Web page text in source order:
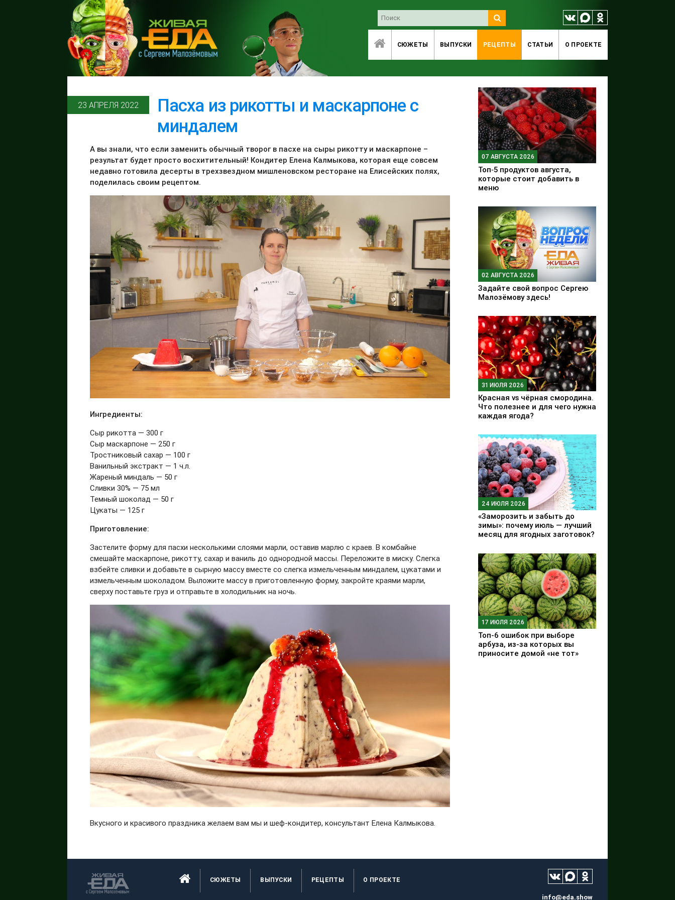
СЮЖЕТЫ ВЫПУСКИ РЕЦЕПТЫ СТАТЬИ O ПРОЕКТЕ
23 АПРЕЛЯ 2022
Пасха из рикотты и маскарпоне с
миндалем
А вы знали, что если заменить обычный творог в пасхе на сыры рикотту и маскарпоне –
результат будет просто восхитительный! Кондитер Елена Калмыкова, которая еще совсем
недавно готовила десерты в трехзвездном мишленовском ресторане на Елисейских полях,
поделилась своим рецептом.
Ингредиенты:
Сыр рикотта — 300 г
Сыр маскарпоне — 250 г
Тростниковый сахар — 100 г
Ванильный экстракт — 1 ч.л.
Жареный миндаль — 50 г
Сливки 30% — 75 мл
Темный шоколад — 50 г
Цукаты — 125 г
Приготовление:
Застелите форму для пасхи несколькими слоями марли, оставив марлю с краев. В комбайне
смешайте маскарпоне, рикотту, сахар и ваниль до однородной массы. Переложите в миску. Слегка
взбейте сливки и добавьте в сырную массу вместе со слегка измельченным миндалем, цукатами и
измельченным шоколадом. Выложите массу в приготовленную форму, закройте краями марли,
сверху поставьте груз и отправьте в холодильник на ночь.
Вкусного и красивого праздника желаем вам мы и шеф-кондитер, консультант Елена Калмыкова.
07 АВГУСТА 2026
Топ‑5 продуктов августа,
которые стоит добавить в
меню
02 АВГУСТА 2026
Задайте свой вопрос Сергею
Малозёмову здесь!
31 ИЮЛЯ 2026
Красная vs чёрная смородина.
Что полезнее и для чего нужна
каждая ягода?
24 ИЮЛЯ 2026
«Заморозить и забыть до
зимы»: почему июль — лучший
месяц для ягодных заготовок?
17 ИЮЛЯ 2026
Топ-6 ошибок при выборе
арбуза, из-за которых вы
приносите домой «не тот»
СЮЖЕТЫ ВЫПУСКИ РЕЦЕПТЫ O ПРОЕКТЕ
info@eda.show